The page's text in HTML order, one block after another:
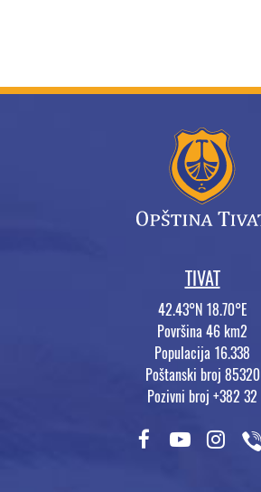
TIVAT
42.43°N 18.70°E
Površina 46 km2
Populacija 16.338
Poštanski broj 85320
Pozivni broj +382 32